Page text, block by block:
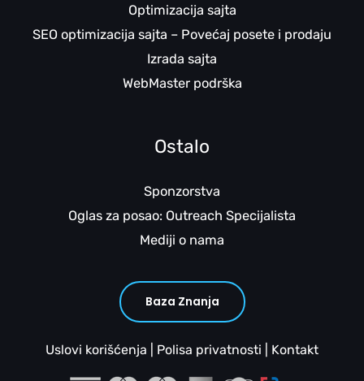
Optimizacija sajta
SEO optimizacija sajta – Povećaj posete i prodaju
Izrada sajta
WebMaster podrška
Ostalo
Sponzorstva
Oglas za posao: Outreach Specijalista
Mediji o nama
Baza Znanja
Uslovi korišćenja Polisa privatnosti Kontakt